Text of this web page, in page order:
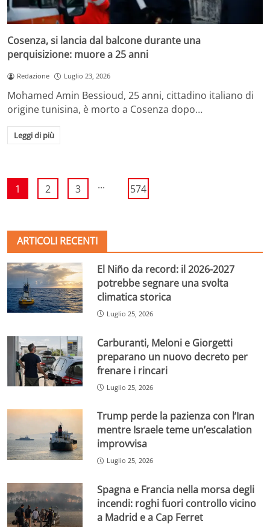
Cosenza, si lancia dal balcone durante una
perquisizione: muore a 25 anni
Redazione Luglio 23, 2026
Mohamed Amin Bessioud, 25 anni, cittadino italiano di
origine tunisina, è morto a Cosenza dopo…
Leggi di più
1 2 3 ... 574
ARTICOLI RECENTI
El Niño da record: il 2026-2027
potrebbe segnare una svolta
climatica storica
Luglio 25, 2026
Carburanti, Meloni e Giorgetti
preparano un nuovo decreto per
frenare i rincari
Luglio 25, 2026
Trump perde la pazienza con l’Iran
mentre Israele teme un’escalation
improvvisa
Luglio 25, 2026
Spagna e Francia nella morsa degli
incendi: roghi fuori controllo vicino
a Madrid e a Cap Ferret